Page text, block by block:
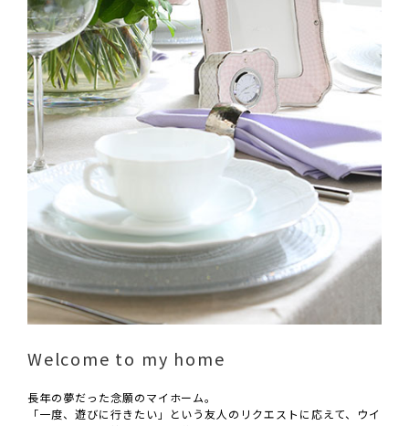
Welcome to my home
長年の夢だった念願のマイホーム。
「一度、遊びに行きたい」という友人のリクエストに応えて、ウイ